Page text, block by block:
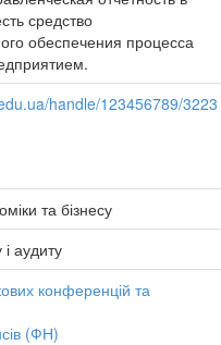
средство
обеспечения процесса
handle/123456789/3223
та бізнесу
аудиту
конференцій та
(ФН)